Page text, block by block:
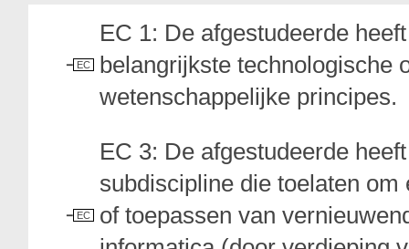
EC
EC 1: De afgestudeerde
belangrijkste technologische
wetenschappelijke principes.
EC
EC 3: De afgestudeerde
subdiscipline die toelaten
of toepassen van